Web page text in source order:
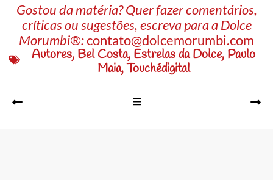
Gostou da matéria? Quer fazer comentários,
críticas ou sugestões, escreva para a Dolce
Morumbi®:contato@dolcemorumbi.com
Autores, Bel Costa, Estrelas da Dolce, Paulo
Maia,Touchédigital